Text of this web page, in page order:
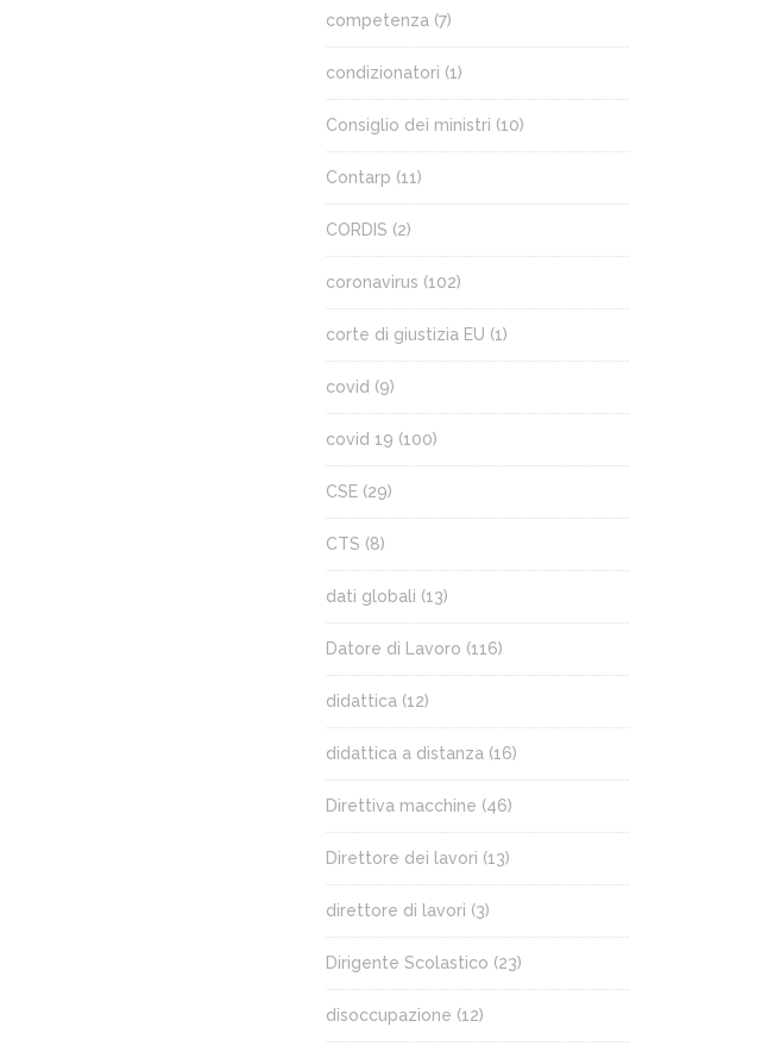
competenza (7)
condizionatori (1)
Consiglio dei ministri (10)
Contarp (11)
CORDIS (2)
coronavirus (102)
corte di giustizia EU (1)
covid (9)
covid 19 (100)
CSE (29)
CTS (8)
dati globali (13)
Datore di Lavoro (116)
didattica (12)
didattica a distanza (16)
Direttiva macchine (46)
Direttore dei lavori (13)
direttore di lavori (3)
Dirigente Scolastico (23)
disoccupazione (12)